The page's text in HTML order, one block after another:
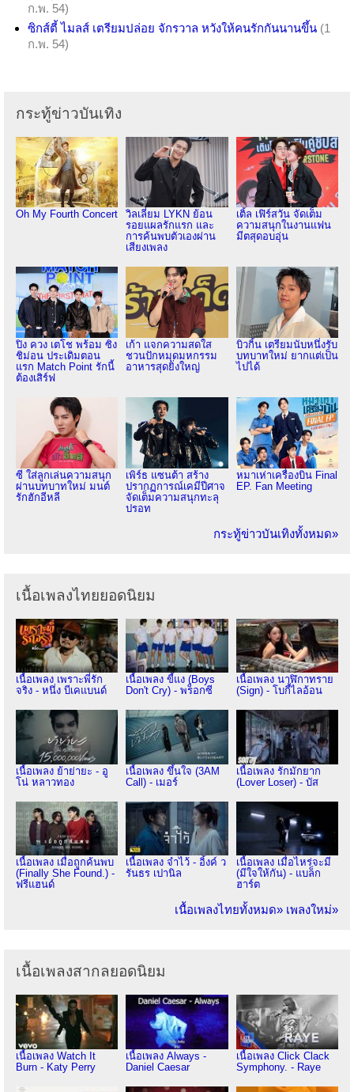
ก.พ. 54)
ซิกส์ตี้ ไมลส์ เตรียมปล่อย จักรวาล หวังให้คนรักกันนานขึ้น (1
ก.พ. 54)
กระทู้ข่าวบันเทิง
Oh My Fourth Concert
วิลเลี่ยม LYKN ย้อน
รอยแผลรักแรก และ
การค้นพบตัวเองผ่าน
เสียงเพลง
เติ้ล เฟิร์สวัน จัดเต็ม
ความสนุกในงานแฟน
มีตสุดอบอุ่น
ปิง ควง เตโช พร้อม ซิง
ชิม่อน ประเดิมตอน
แรก Match Point รักนี้
ต้องเสิร์ฟ
เก้า แจกความสดใส
ชวนปักหมุดมหกรรม
อาหารสุดยิ่งใหญ่
บิวกิ้น เตรียมนับหนึ่งรับ
บทบาทใหม่ ยากแต่เป็น
ไปได้
ซี ใส่ลูกเล่นความสนุก
ผ่านบทบาทใหม่ มนต์
รักฮักอีหลี
เพิร์ธ แซนต้า สร้าง
ปรากฏการณ์เคมีปีศาจ
จัดเต็มความสนุกทะลุ
ปรอท
หมาเห่าเครื่องบิน Final
EP. Fan Meeting
กระทู้ข่าวบันเทิงทั้งหมด»
เนื้อเพลงไทยยอดนิยม
เนื้อเพลง เพราะพี่รัก
จริง - หนึ่ง บีเคแบนด์
เนื้อเพลง ขี้แง (Boys
Don't Cry) - พร็อกซี
เนื้อเพลง นาฬิกาทราย
(Sign) - โบกี้ไลอ้อน
เนื้อเพลง ย้าย่ายะ - อู
โน่ หลาวทอง
เนื้อเพลง ขึ้นใจ (3AM
Call) - เมอร์
เนื้อเพลง รักมักยาก
(Lover Loser) - บัส
เนื้อเพลง เมื่อถูกค้นพบ
(Finally She Found.) -
ฟรีแฮนด์
เนื้อเพลง จำไว้ - อิ้งค์ ว
รันธร เปานิล
เนื้อเพลง เมื่อไหร่จะมี
(มีใจให้กัน) - แบล็ก
ฮาร์ต
เนื้อเพลงไทยทั้งหมด» เพลงใหม่»
เนื้อเพลงสากลยอดนิยม
เนื้อเพลง Watch It
Burn - Katy Perry
เนื้อเพลง Always -
Daniel Caesar
เนื้อเพลง Click Clack
Symphony. - Raye